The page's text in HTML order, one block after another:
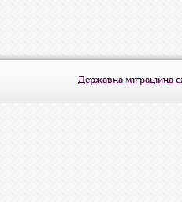
Державна міграційна